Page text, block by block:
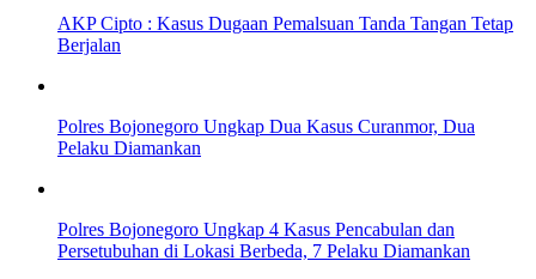
AKP Cipto : Kasus Dugaan Pemalsuan Tanda Tangan Tetap
Berjalan
Polres Bojonegoro Ungkap Dua Kasus Curanmor, Dua
Pelaku Diamankan
Polres Bojonegoro Ungkap 4 Kasus Pencabulan dan
Persetubuhan di Lokasi Berbeda, 7 Pelaku Diamankan